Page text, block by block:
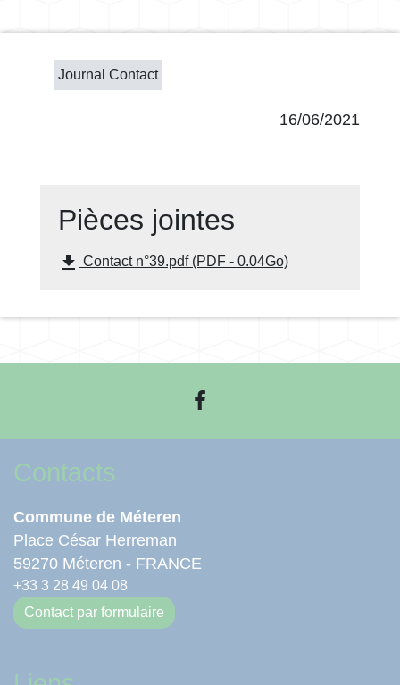
Journal Contact
16/06/2021
Pièces jointes
file_download Contact n°39.pdf (PDF - 0.04Go)
Contacts
Commune de Méteren
Place César Herreman
59270 Méteren - FRANCE
+33 3 28 49 04 08
Contact par formulaire